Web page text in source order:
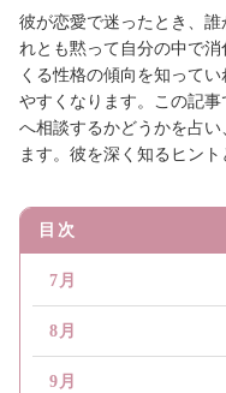
彼が恋愛で迷ったとき、
れとも黙って自分の中で
くる性格の傾向を知って
やすくなります。この記
へ相談するかどうかを占
ます。彼を深く知るヒン
目次
7月
8月
9月